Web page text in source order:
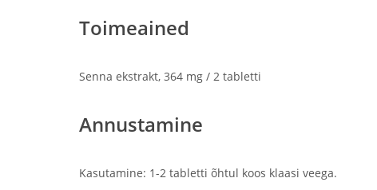
Toimeained
Senna ekstrakt, 364 mg / 2 tabletti
Annustamine
Kasutamine: 1-2 tabletti õhtul koos klaasi veega.